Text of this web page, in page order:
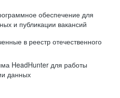
обеспечение для
и публикации вакансий
в реестр отечественного
HeadHunter для работы
данных